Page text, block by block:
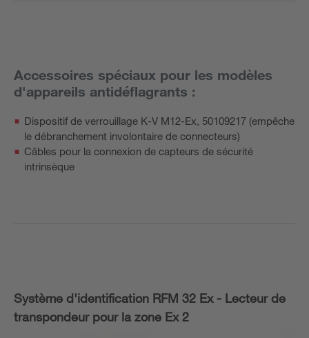
Accessoires spéciaux pour les modèles
d'appareils antidéflagrants :
Dispositif de verrouillage K-V M12-Ex, 50109217 (empêche
le débranchement involontaire de connecteurs)
Câbles pour la connexion de capteurs de sécurité
intrinsèque
Système d'identification RFM 32 Ex - Lecteur de
transpondeur pour la zone Ex 2